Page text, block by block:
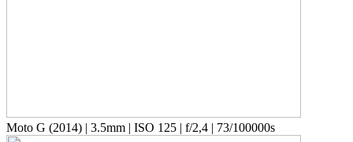
Moto G (2014) | 3.5mm | ISO 125 | f/2,4 | 73/100000s